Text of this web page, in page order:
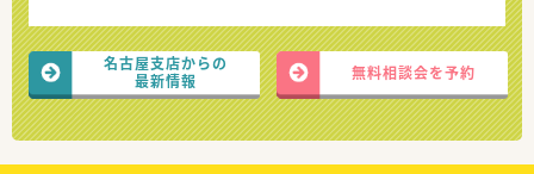
名古屋支店からの
最新情報
無料相談会を予約